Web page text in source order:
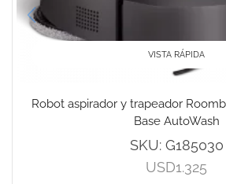
VISTA RÁPIDA
Robot aspirador y trapeador
Base AutoWash
SKU: G185030
USD1.325